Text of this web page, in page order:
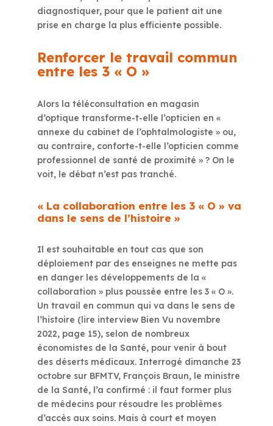
diagnostiquer, pour que le patient ait une
prise en charge la plus efficiente possible.
Renforcer le travail commun
entre les 3 « O »
Alors la téléconsultation en magasin
d’optique transforme-t-elle l’opticien en «
annexe du cabinet de l’ophtalmologiste » ou,
au contraire, conforte-t-elle l’opticien comme
professionnel de santé de proximité » ? On le
voit, le débat n’est pas tranché.
« La collaboration entre les 3 « O » va
dans le sens de l’histoire »
Il est souhaitable en tout cas que son
déploiement par des enseignes ne mette pas
en danger les développements de la «
collaboration » plus poussée entre les 3 « O ».
Un travail en commun qui va dans le sens de
l’histoire (lire interview Bien Vu novembre
2022, page 15), selon de nombreux
économistes de la Santé, pour venir à bout
des déserts médicaux. Interrogé dimanche 23
octobre sur BFMTV, François Braun, le ministre
de la Santé, l’a confirmé : il faut former plus
de médecins pour résoudre les problèmes
d’accès aux soins. Mais à court et moyen